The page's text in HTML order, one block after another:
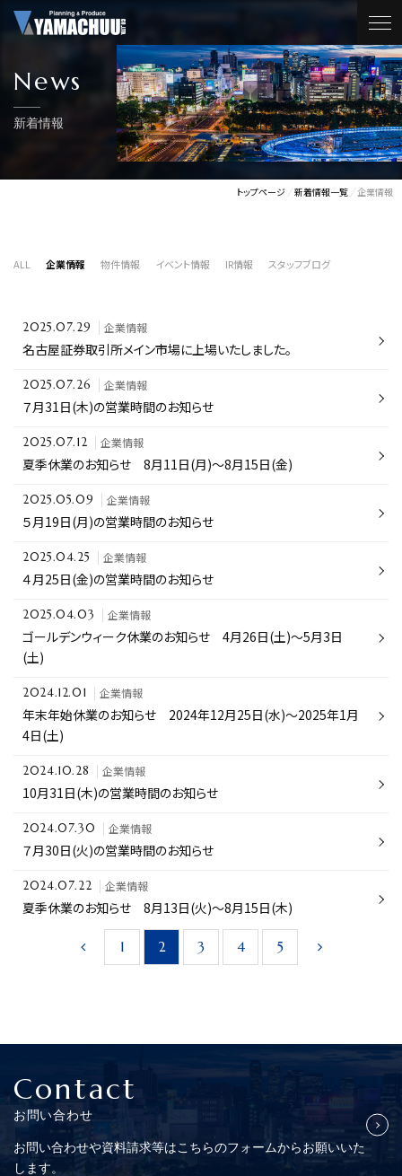
News
新着情報
トップページ 新着情報一覧 企業情報
ALL 企業情報 物件情報 イベント情報 IR情報 スタッフブログ
2025.07.29 企業情報
名古屋証券取引所メイン市場に上場いたしました。
2025.07.26 企業情報
７月31日(木)の営業時間のお知らせ
2025.07.12 企業情報
夏季休業のお知らせ 8月11日(月)～8月15日(金)
2025.05.09 企業情報
５月19日(月)の営業時間のお知らせ
2025.04.25 企業情報
４月25日(金)の営業時間のお知らせ
2025.04.03 企業情報
ゴールデンウィーク休業のお知らせ 4月26日(土)～5月3日
(土)
2024.12.01 企業情報
年末年始休業のお知らせ 2024年12月25日(水)～2025年1月
4日(土)
2024.10.28 企業情報
10月31日(木)の営業時間のお知らせ
2024.07.30 企業情報
７月30日(火)の営業時間のお知らせ
2024.07.22 企業情報
夏季休業のお知らせ 8月13日(火)～8月15日(木)
1 2 3 4 5
Contact
お問い合わせ
お問い合わせや資料請求等はこちらのフォームからお願いいた
します。